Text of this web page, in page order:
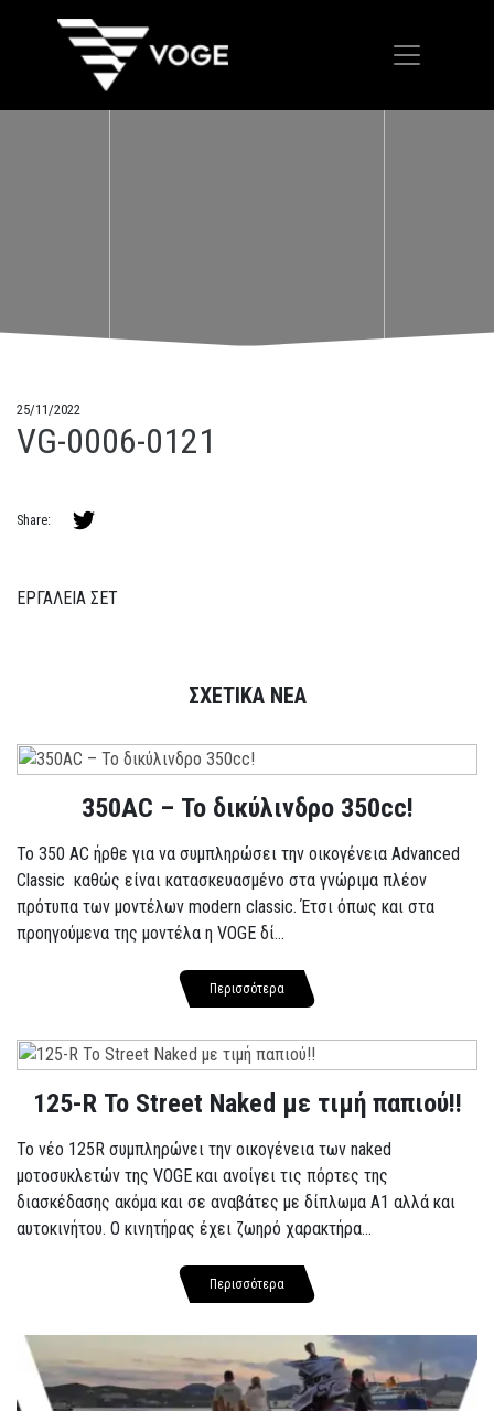
25/11/2022
VG-0006-0121
Share:
ΕΡΓΑΛΕΙΑ ΣΕΤ
ΣΧΕΤΙΚΑ ΝΕΑ
350AC – Το δικύλινδρο 350cc!
To 350 AC ήρθε για να συμπληρώσει την οικογένεια Advanced
Classic καθώς είναι κατασκευασμένο στα γνώριμα πλέον
πρότυπα των μοντέλων modern classic. Έτσι όπως και στα
προηγούμενα της μοντέλα η VOGE δί...
Περισσότερα
125-R Το Street Naked με τιμή παπιού!!
Το νέο 125R συμπληρώνει την οικογένεια των naked
μοτοσυκλετών της VOGE και ανοίγει τις πόρτες της
διασκέδασης ακόμα και σε αναβάτες με δίπλωμα A1 αλλά και
αυτοκινήτου. Ο κινητήρας έχει ζωηρό χαρακτήρα...
Περισσότερα